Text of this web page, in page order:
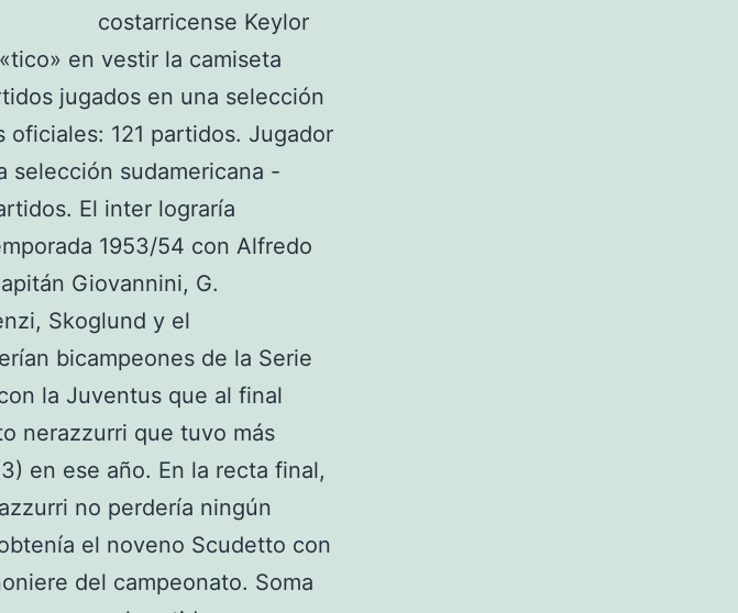
costarricense Keylor
en vestir la camiseta
jugados en una selección
121 partidos. Jugador
selección sudamericana -
El inter lograría
1953/54 con Alfredo
Giovannini, G.
Skoglund y el
bicampeones de la Serie
la Juventus que al final
nerazzurri que tuvo más
en ese año. En la recta final,
no perdería ningún
el noveno Scudetto con
del campeonato. Soma